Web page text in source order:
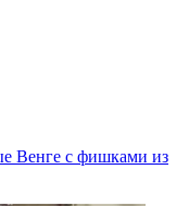
Венге с фишками из